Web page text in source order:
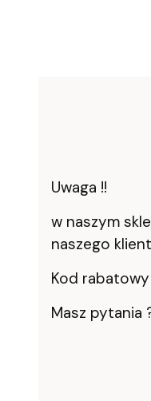
Uwaga !!
w naszym
naszego
Kod rabatowy
Masz pytania